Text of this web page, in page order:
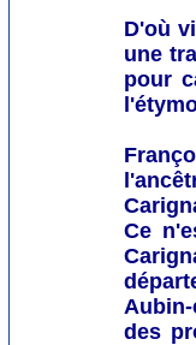
D'où
une
pour
Ce
des